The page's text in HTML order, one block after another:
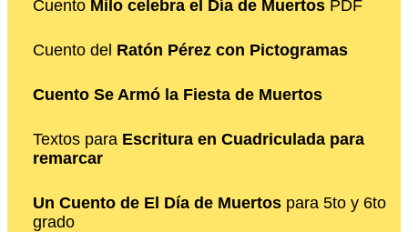
Cuento Milo celebra el Día de Muertos PDF
Cuento del Ratón Pérez con Pictogramas
Cuento Se Armó la Fiesta de Muertos
Textos para Escritura en Cuadriculada para
remarcar
Un Cuento de El Día de Muertos para 5to y 6to
grado